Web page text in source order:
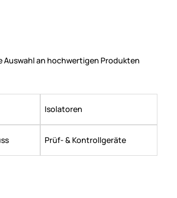
Auswahl an hochwertigen Produkten
Isolatoren
Prüf- & Kontrollgeräte